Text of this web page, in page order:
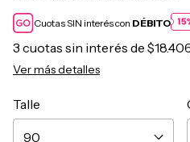
Cuotas SIN interés con DÉBITO
3 cuotas sin interés de
Ver más detalles
Talle